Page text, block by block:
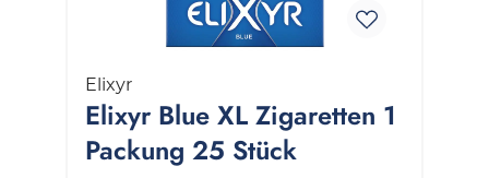
Elixyr
Elixyr Blue XL Zigaretten 1
Packung 25 Stück